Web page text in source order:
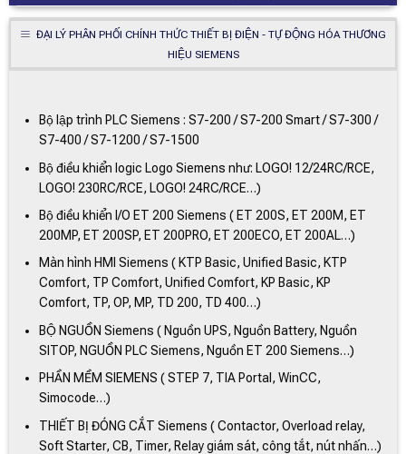
ĐẠI LÝ PHÂN PHỐI CHÍNH THỨC THIẾT BỊ ĐIỆN - TỰ ĐỘNG HÓA THƯƠNG
HIỆU SIEMENS
Bộ lập trình PLC Siemens : S7-200 / S7-200 Smart / S7-300 /
S7-400 / S7-1200 / S7-1500
Bộ điều khiển logic Logo Siemens như: LOGO! 12/24RC/RCE,
LOGO! 230RC/RCE, LOGO! 24RC/RCE…)
Bộ điều khiển I/O ET 200 Siemens ( ET 200S, ET 200M, ET
200MP, ET 200SP, ET 200PRO, ET 200ECO, ET 200AL…)
Màn hình HMI Siemens ( KTP Basic, Unified Basic, KTP
Comfort, TP Comfort, Unified Comfort, KP Basic, KP
Comfort, TP, OP, MP, TD 200, TD 400…)
BỘ NGUỒN Siemens ( Nguồn UPS, Nguồn Battery, Nguồn
SITOP, NGUỒN PLC Siemens, Nguồn ET 200 Siemens…)
PHẦN MỀM SIEMENS ( STEP 7, TIA Portal, WinCC,
Simocode…)
THIẾT BỊ ĐÓNG CẮT Siemens ( Contactor, Overload relay,
Soft Starter, CB, Timer, Relay giám sát, công tắt, nút nhấn…)